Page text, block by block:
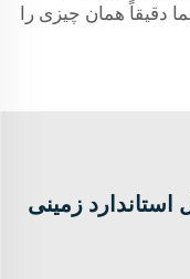
دقیقاً همان چیزی را
زمینی